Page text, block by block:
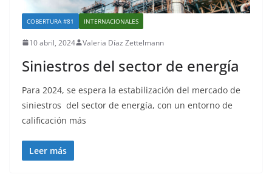
COBERTURA #81 INTERNACIONALES
10 abril, 2024 Valeria Díaz Zettelmann
Siniestros del sector de energía
Para 2024, se espera la estabilización del mercado de
siniestros del sector de energía, con un entorno de
calificación más
Leer más